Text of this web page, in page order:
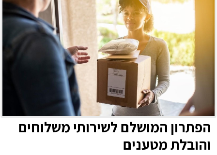
הפתרון המושלם לשירותי משלוחים
והובלת מטענים